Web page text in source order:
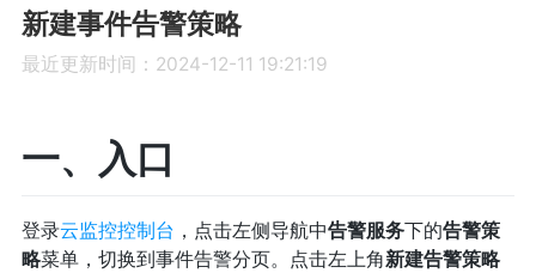
新建事件告警策略
最近更新时间：2024-12-11 19:21:19
一、入口
登录云监控控制台 ，点击左侧导航中告警服务下的告警策
略菜单，切换到事件告警分页。点击左上角新建告警策略